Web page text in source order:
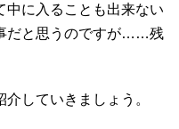
中に入ることも出来ない
だと思うのですが……残
していきましょう。